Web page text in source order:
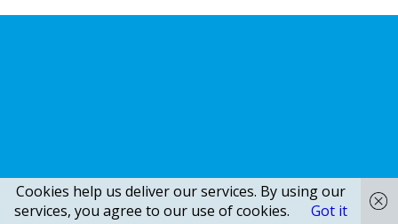
Cookies help us deliver our services. By using our
services, you agree to our use of cookies.
Got it